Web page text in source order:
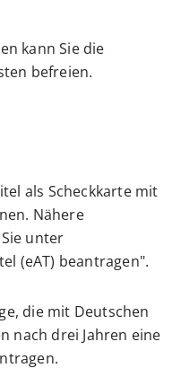
kann Sie die
befreien.
als Scheckkarte mit
Nähere
unter
(eAT) beantragen".
die mit Deutschen
nach drei Jahren eine